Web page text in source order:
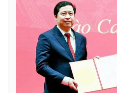
® Cấm sao chép dưới mọi hình
thuận bằng văn bản. Ghi rõ
thông tin từ website này.